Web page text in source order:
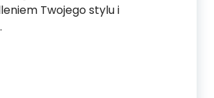
Twojego stylu i